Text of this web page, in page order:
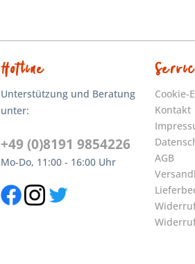
Hotline
Unterstützung und Beratung
unter:
+49 (0)8191 9854226
Mo-Do, 11:00 - 16:00 Uhr
Cookie-
Kontakt
AGB